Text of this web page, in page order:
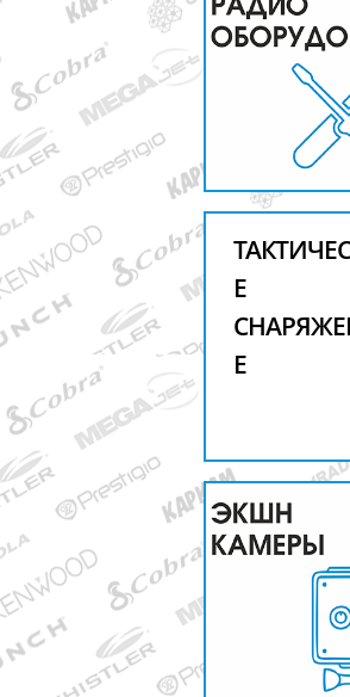
Е
Е